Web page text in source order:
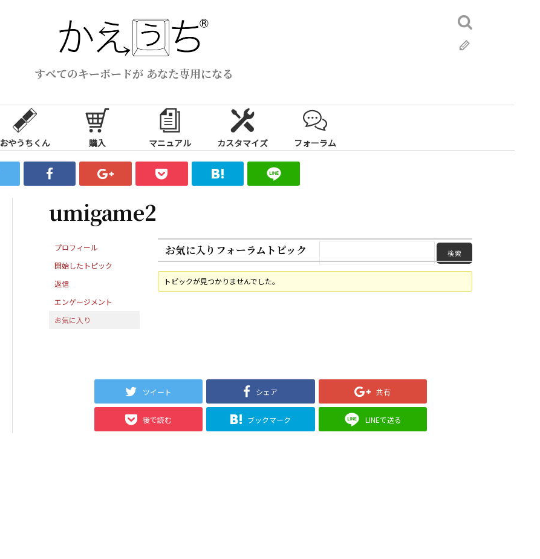
すべてのキーボードが あなた専用になる
検
索:
おやうちくん 購入 マニュアル カスタマイズ フォーラム
umigame2
プロフィール
開始したトピック
返信
エンゲージメント
お気に入り
お気に入りフォーラムトピック
トピックが見つかりませんでした。
ツイート シェア 共有
後で読む ブックマーク LINEで送る